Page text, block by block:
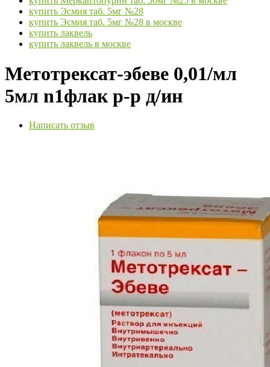
купить Эсмия таб. 5мг №28
купить Эсмия таб. 5мг №28 в москве
купить лаквель
купить лаквель в москве
Метотрексат-эбеве 0,01/мл
5мл n1флак р-р д/ин
Написать отзыв